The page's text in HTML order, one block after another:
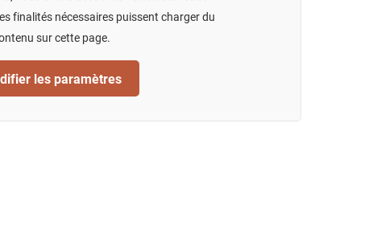
finalités nécessaires puissent charger du
sur cette page.
les paramètres